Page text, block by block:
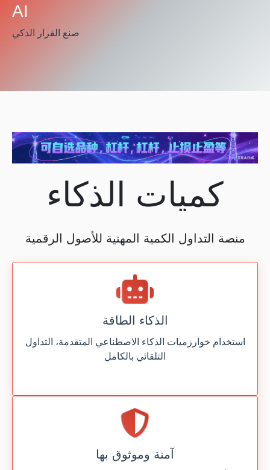
AI
صنع القرار الذكي
كميات الذكاء
منصة التداول الكمية المهنية للأصول الرقمية
الذكاء الطاقة
استخدام خوارزميات الذكاء الاصطناعي المتقدمة، التداول
التلقائي بالكامل
آمنة وموثوق بها